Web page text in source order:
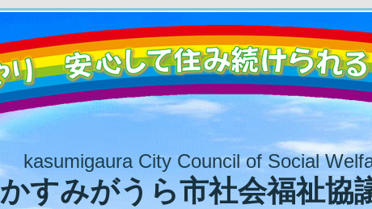
かすみがうら市社会福祉協
kasumigaura City Council of Social